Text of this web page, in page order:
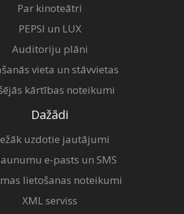
Par kinoteātri
PEPSI un LUX
Auditoriju plāni
vieta un stāvvietas
kārtības noteikumi
Dažādi
uzdotie jautājumi
e-pasts un SMS
lietošanas noteikumi
XML serviss